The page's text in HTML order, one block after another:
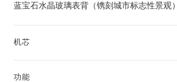
蓝宝石水晶玻璃表背（镌刻城市标志性景观）
机芯
功能